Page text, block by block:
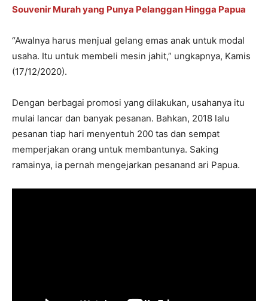
Souvenir Murah yang Punya Pelanggan Hingga Papua
“Awalnya harus menjual gelang emas anak untuk modal
usaha. Itu untuk membeli mesin jahit,” ungkapnya, Kamis
(17/12/2020).
Dengan berbagai promosi yang dilakukan, usahanya itu
mulai lancar dan banyak pesanan. Bahkan, 2018 lalu
pesanan tiap hari menyentuh 200 tas dan sempat
memperjakan orang untuk membantunya. Saking
ramainya, ia pernah mengejarkan pesanand ari Papua.